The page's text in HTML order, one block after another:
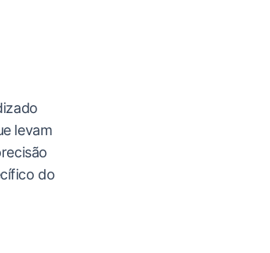
levam
do